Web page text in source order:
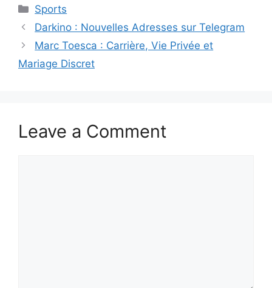
Categories
Sports
Darkino : Nouvelles Adresses sur Telegram
Marc Toesca : Carrière, Vie Privée et
Mariage Discret
Leave a Comment